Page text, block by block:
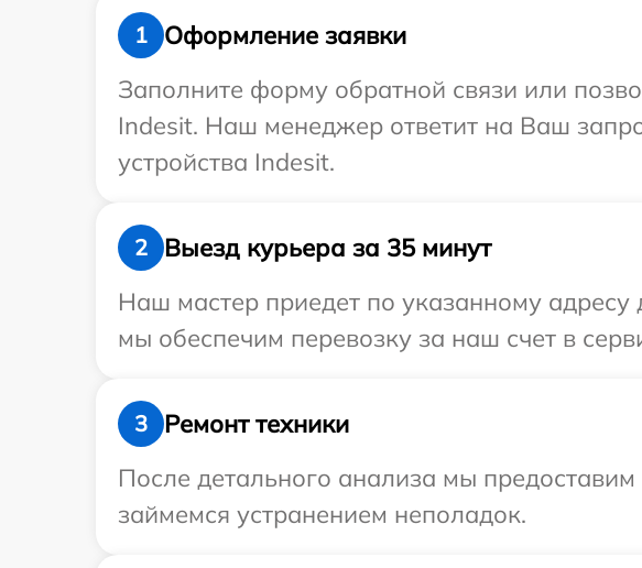
1
Оформление заявки
Заполните форму обратной связи или
Indesit. Наш менеджер ответит на Ваш
устройства Indesit.
2
Выезд курьера за 35 минут
Наш мастер приедет по указанному
мы обеспечим перевозку за наш счет в
3
Ремонт техники
После детального анализа мы
займемся устранением неполадок.